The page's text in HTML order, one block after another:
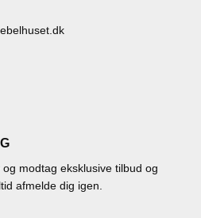
modtag eksklusive tilbud og
afmelde dig igen.